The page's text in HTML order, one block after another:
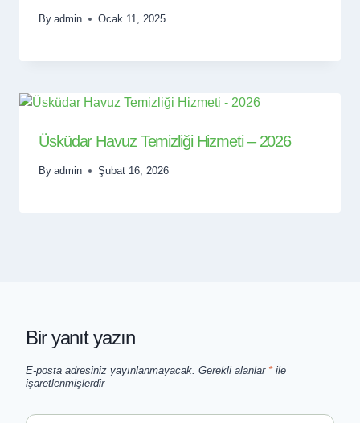
By admin Ocak 11, 2025
Üsküdar Havuz Temizliği Hizmeti – 2026
By admin Şubat 16, 2026
Bir yanıt yazın
E-posta adresiniz yayınlanmayacak. Gerekli alanlar *ile
işaretlenmişlerdir